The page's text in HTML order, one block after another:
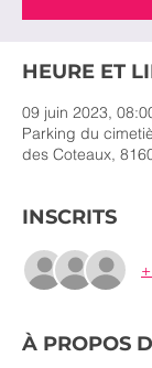
HEURE ET
09 juin 2023,
Parking du
des Coteaux,
INSCRITS
À PROPOS